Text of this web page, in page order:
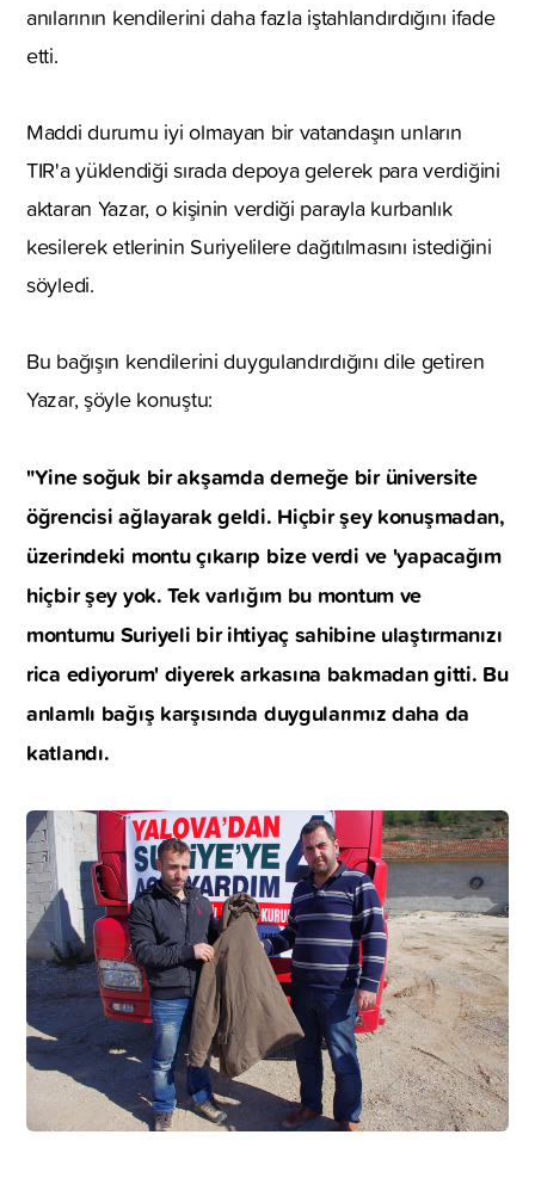
anılarının kendilerini daha fazla iştahlandırdığını ifade
etti.
Maddi durumu iyi olmayan bir vatandaşın unların
TIR'a yüklendiği sırada depoya gelerek para verdiğini
aktaran Yazar, o kişinin verdiği parayla kurbanlık
kesilerek etlerinin Suriyelilere dağıtılmasını istediğini
söyledi.
Bu bağışın kendilerini duygulandırdığını dile getiren
Yazar, şöyle konuştu:
"Yine soğuk bir akşamda derneğe bir üniversite
öğrencisi ağlayarak geldi. Hiçbir şey konuşmadan,
üzerindeki montu çıkarıp bize verdi ve 'yapacağım
hiçbir şey yok. Tek varlığım bu montum ve
montumu Suriyeli bir ihtiyaç sahibine ulaştırmanızı
rica ediyorum' diyerek arkasına bakmadan gitti. Bu
anlamlı bağış karşısında duygularımız daha da
katlandı.